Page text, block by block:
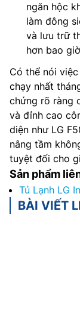
ngăn hộc
làm đông
và lưu trữ
hơn bao
Có thể nói
chạy nhất
chứng rõ ràng
và đỉnh cao
diện như LG
nâng tầm
tuyệt đối cho
Sản phẩm
Tủ Lạnh LG
BÀI VIẾT